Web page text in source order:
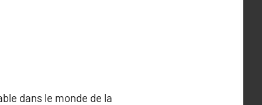
dans le monde de la